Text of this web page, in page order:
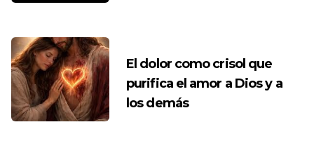
El dolor como crisol que
purifica el amor a Dios y a
los demás